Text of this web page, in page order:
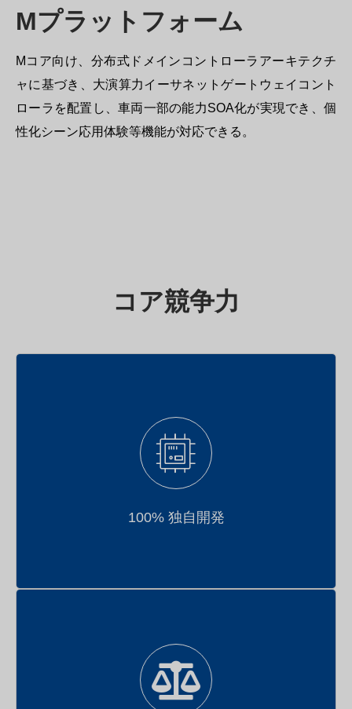
Mプラットフォーム
Mコア向け、分布式ドメインコントローラアーキテクチ
ャに基づき、大演算力イーサネットゲートウェイコント
ローラを配置し、車両一部の能力SOA化が実現でき、個
性化シーン応用体験等機能が対応できる。
コア競争力
100% 独自開発